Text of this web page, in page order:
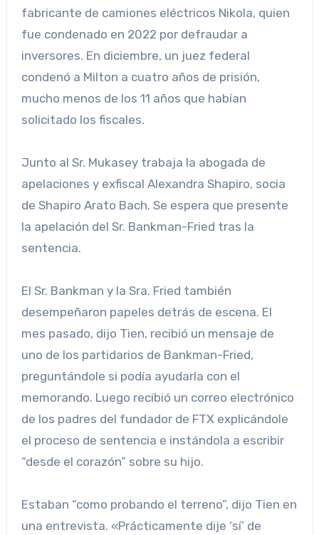
fabricante de camiones eléctricos Nikola, quien
fue condenado en 2022 por defraudar a
inversores. En diciembre, un juez federal
condenó a Milton a cuatro años de prisión,
mucho menos de los 11 años que habían
solicitado los fiscales.
Junto al Sr. Mukasey trabaja la abogada de
apelaciones y exfiscal Alexandra Shapiro, socia
de Shapiro Arato Bach. Se espera que presente
la apelación del Sr. Bankman-Fried tras la
sentencia.
El Sr. Bankman y la Sra. Fried también
desempeñaron papeles detrás de escena. El
mes pasado, dijo Tien, recibió un mensaje de
uno de los partidarios de Bankman-Fried,
preguntándole si podía ayudarla con el
memorando. Luego recibió un correo electrónico
de los padres del fundador de FTX explicándole
el proceso de sentencia e instándola a escribir
“desde el corazón” sobre su hijo.
Estaban “como probando el terreno”, dijo Tien en
una entrevista. «Prácticamente dije ‘sí’ de